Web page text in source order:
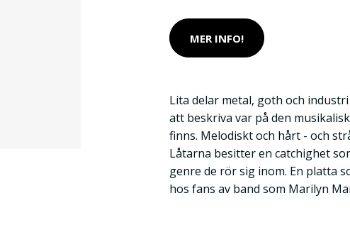
MER INFO!
Lita delar metal, goth och
att beskriva var på den
finns. Melodiskt och hårt - och
Låtarna besitter en catchighet
genre de rör sig inom. En platta
hos fans av band som Marilyn